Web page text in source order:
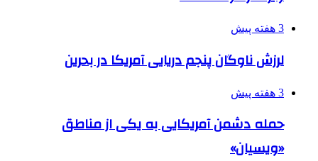
3 هفته پیش
لرزش ناوگان پنجم دریایی آمریکا در بحرین
3 هفته پیش
حمله دشمن آمریکایی به یکی از مناطق
«ویسیان»